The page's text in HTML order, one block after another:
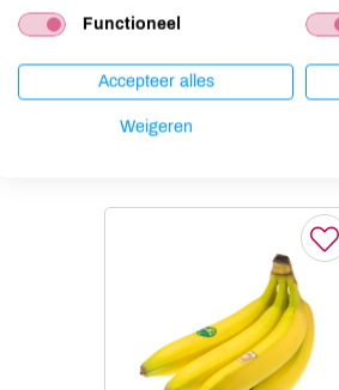
Mosterd
niet
Functioneel
Accepteer alles
Weigeren